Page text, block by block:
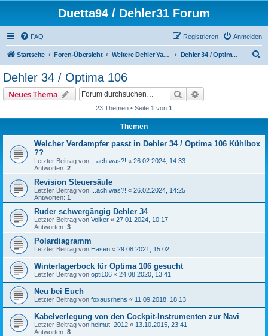
Duetta94 / Dehler31 Forum
FAQ Anmelden
Registrieren
Startseite Foren-Übersicht Weitere Dehler Yachten Dehler 34 / Optima 106
Dehler 34 / Optima 106
Neues Thema Suche
23 Themen • Seite 1 von 1
Themen
Welcher Verdampfer passt in Dehler 34 / Optima 106 Kühlbox
??
Letzter Beitrag von ...ach was?! « 26.02.2024, 14:33
Antworten: 2
Revision Steuersäule
Letzter Beitrag von ...ach was?! « 26.02.2024, 14:25
Antworten: 1
Ruder schwergängig Dehler 34
Letzter Beitrag von Volker « 27.01.2024, 10:17
Antworten: 3
Polardiagramm
Letzter Beitrag von Hasen « 29.08.2021, 15:02
Winterlagerbock für Optima 106 gesucht
Letzter Beitrag von opti106 « 24.08.2020, 13:41
Neu bei Euch
Letzter Beitrag von foxausrhens « 11.09.2018, 18:13
Kabelverlegung von den Cockpit-Instrumenten zur Navi
Letzter Beitrag von helmut_2012 « 13.10.2015, 23:41
Antworten: 8